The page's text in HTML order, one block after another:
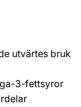
utvärtes bruk
3-fettsyror